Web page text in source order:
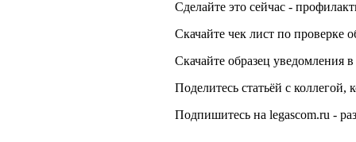
Сделайте это сейчас -
Скачайте чек лист по проверке
Скачайте образец уведомления
Поделитесь статьёй с коллегой,
Подпишитесь на legascom.ru -